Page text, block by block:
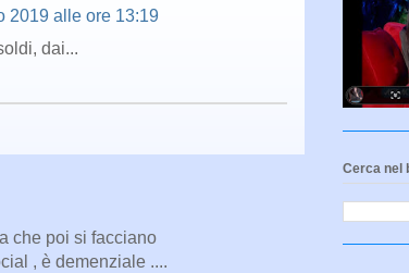
2019 alle ore 13:19
dai...
che poi si facciano
, è demenziale ....
Cerca nel